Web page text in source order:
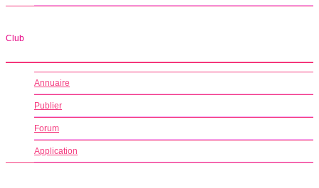
Club
Annuaire
Publier
Forum
Application